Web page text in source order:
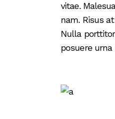
vitae.
nam. Risus
Nulla
posuere